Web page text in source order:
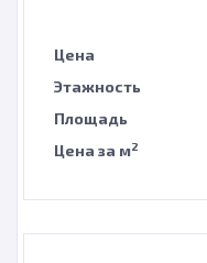
Цена
Этажность
Площадь
Цена за м2